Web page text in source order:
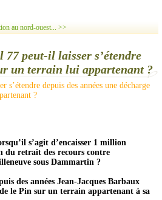
au nord-ouest... >>
peut-il laisser s’étendre
un terrain lui appartenant ?
s’agit d’encaisser 1 million
du retrait des recours contre
neuve sous Dammartin ?
des années Jean-Jacques Barbaux
le Pin sur un terrain appartenant à sa